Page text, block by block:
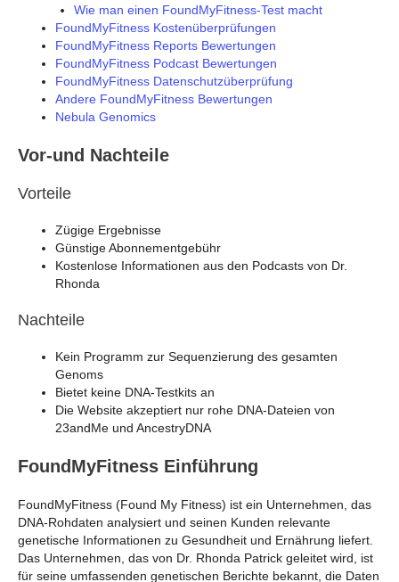
Wie man einen FoundMyFitness-Test macht
FoundMyFitness Kostenüberprüfungen
FoundMyFitness Reports Bewertungen
FoundMyFitness Podcast Bewertungen
FoundMyFitness Datenschutzüberprüfung
Andere FoundMyFitness Bewertungen
Nebula Genomics
Vor-und Nachteile
Vorteile
Zügige Ergebnisse
Günstige Abonnementgebühr
Kostenlose Informationen aus den Podcasts von Dr.
Rhonda
Nachteile
Kein Programm zur Sequenzierung des gesamten
Genoms
Bietet keine DNA-Testkits an
Die Website akzeptiert nur rohe DNA-Dateien von
23andMe und AncestryDNA
FoundMyFitness Einführung
FoundMyFitness (Found My Fitness) ist ein Unternehmen, das
DNA-Rohdaten analysiert und seinen Kunden relevante
genetische Informationen zu Gesundheit und Ernährung liefert.
Das Unternehmen, das von Dr. Rhonda Patrick geleitet wird, ist
für seine umfassenden genetischen Berichte bekannt, die Daten